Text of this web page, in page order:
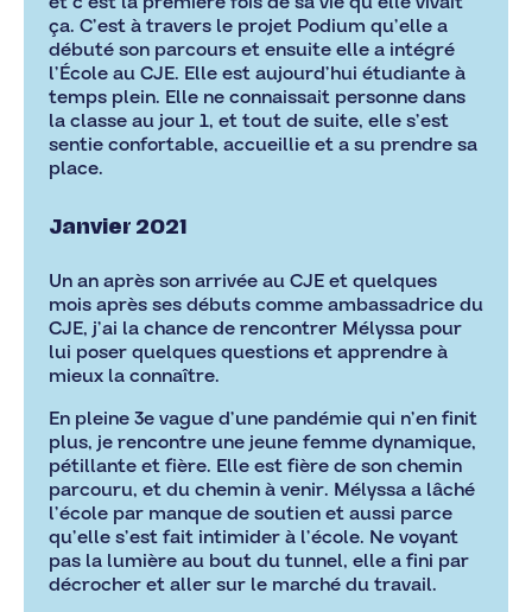
ça. C’est à travers le projet Podium qu’elle a
débuté son parcours et ensuite elle a intégré
l’École au CJE. Elle est aujourd’hui étudiante à
temps plein. Elle ne connaissait personne dans
la classe au jour 1, et tout de suite, elle s’est
sentie confortable, accueillie et a su prendre sa
place.
Janvier 2021
Un an après son arrivée au CJE et quelques
mois après ses débuts comme ambassadrice du
CJE, j’ai la chance de rencontrer Mélyssa pour
lui poser quelques questions et apprendre à
mieux la connaître.
En pleine 3e vague d’une pandémie qui n’en finit
plus, je rencontre une jeune femme dynamique,
pétillante et fière. Elle est fière de son chemin
parcouru, et du chemin à venir. Mélyssa a lâché
l’école par manque de soutien et aussi parce
qu’elle s’est fait intimider à l’école. Ne voyant
pas la lumière au bout du tunnel, elle a fini par
décrocher et aller sur le marché du travail.